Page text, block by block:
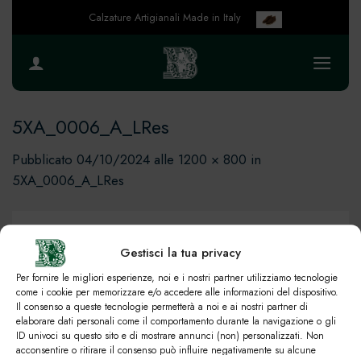
Gestisci la tua privacy
Per fornire le migliori esperienze, noi e i nostri partner utilizziamo tecnologie
come i cookie per memorizzare e/o accedere alle informazioni del dispositivo.
Il consenso a queste tecnologie permetterà a noi e ai nostri partner di
elaborare dati personali come il comportamento durante la navigazione o gli
ID univoci su questo sito e di mostrare annunci (non) personalizzati. Non
acconsentire o ritirare il consenso può influire negativamente su alcune
Calzature Artigianali Made in Italy
5XA_0006_A_LRes
Pubblicato 04/10/2024 alle 1200 × 800 in
5XA_0006_A_LRes